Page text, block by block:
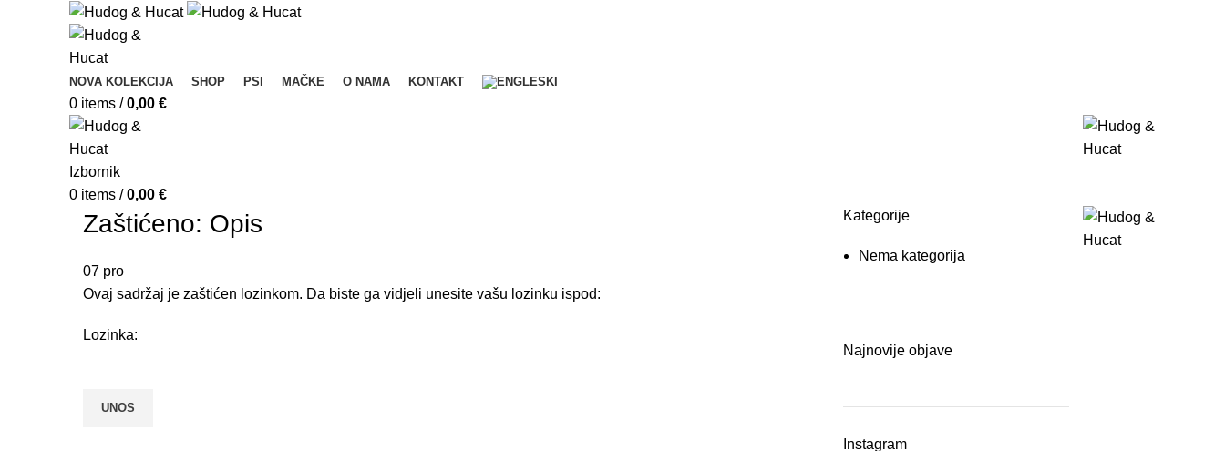
NOVA KOLEKCIJA SHOP PSI MAČKE O NAMA KONTAKT
0 items / 0,00 €
Izbornik
0 items / 0,00 €
Zaštićeno: Opis
07 pro
Ovaj sadržaj je zaštićen lozinkom. Da biste ga vidjeli unesite vašu lozinku ispod:
Lozinka:
Kategorije
Nema kategorija
Najnovije objave
Instagram